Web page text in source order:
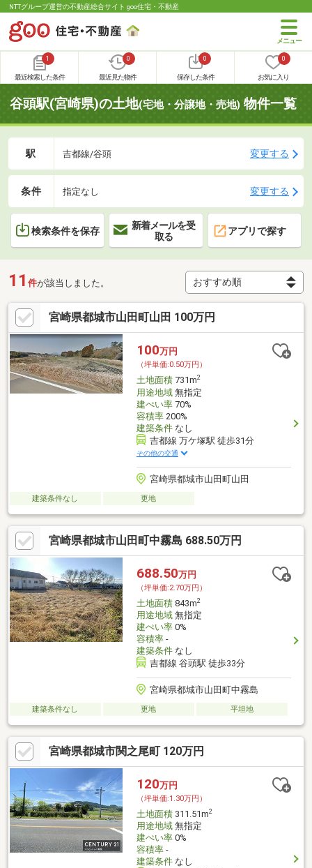
NTTグループ運営の不動産総合サイト goo住宅・不動産
1
最近検索した条件
0
最近見た物件
0
保存した条件
0
お気に入り
谷頭駅(宮崎県)の土地(宅地・分譲地・売地) 物件一覧
駅 吉都線/谷頭 変更する
条件 指定なし 変更する
検索条件を保存
新着メールを受
取る
アプリで探す
11 件が該当しました。
宮崎県都城市山田町山田 100万円
100万円
（坪単価:0.50万円）
土地面積731m2
用途地域無指定
建ぺい率70%
容積率200%
建築条件なし
吉都線 万ケ塚駅 徒歩31分
その他の交通
宮崎県都城市山田町山田
建築条件なし 更地
宮崎県都城市山田町中霧島 688.50万円
688.50万円
（坪単価:2.70万円）
土地面積843m2
用途地域無指定
建ぺい率0%
容積率-
建築条件なし
吉都線 谷頭駅 徒歩33分
宮崎県都城市山田町中霧島
建築条件なし 更地 平坦地
宮崎県都城市関之尾町 120万円
120万円
（坪単価:1.30万円）
土地面積311.51m2
用途地域無指定
建ぺい率0%
容積率-
建築条件なし